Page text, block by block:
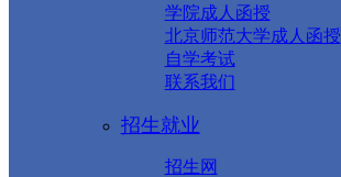
学院成人函授
北京师范大学成人函授
自学考试
联系我们
招生就业
招生网